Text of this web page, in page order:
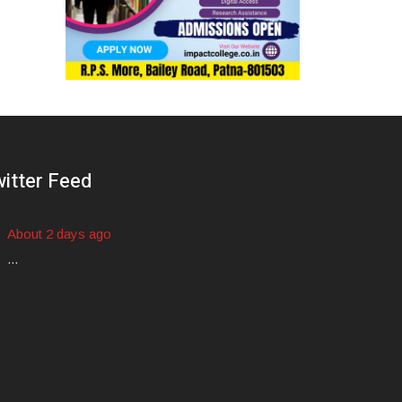
Feed
About 2 days ago
...